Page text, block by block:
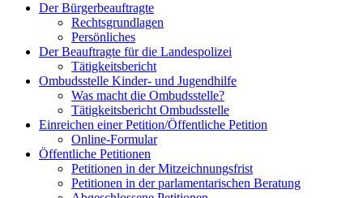
Der Bürgerbeauftragte
Rechtsgrundlagen
Persönliches
Der Beauftragte für die Landespolizei
Tätigkeitsbericht
Ombudsstelle Kinder- und Jugendhilfe
Was macht die Ombudsstelle?
Tätigkeitsbericht Ombudsstelle
Einreichen einer Petition/Öffentliche Petition
Online-Formular
Öffentliche Petitionen
Petitionen in der Mitzeichnungsfrist
Petitionen in der parlamentarischen Beratung